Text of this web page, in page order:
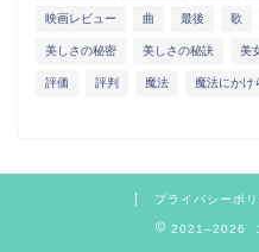
映画レビュー 曲 最後 歌
美しさの秘密 美しさの秘訣 美
評価 評判 魔法 魔法にかけ
プライバシーポ
2021–2026